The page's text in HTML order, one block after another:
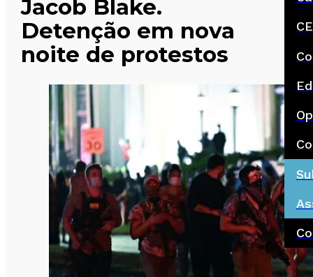
Jacob Blake.
Detenção em nova
noite de protestos